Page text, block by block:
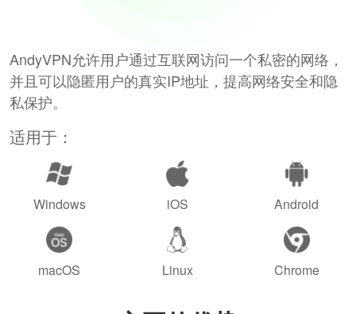
AndyVPN允许用户通过互联网访问一个私密的网络，
并且可以隐匿用户的真实IP地址，提高网络安全和隐
私保护。
适用于：
Windows iOS Android
macOS Linux Chrome